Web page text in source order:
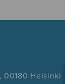
00180 Helsinki